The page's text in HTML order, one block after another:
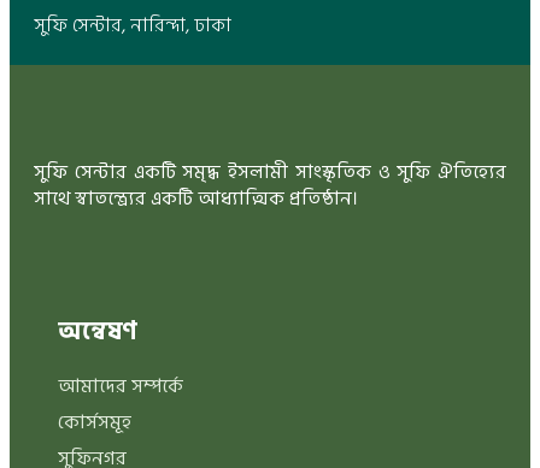
সুফি সেন্টার, নারিন্দা, ঢাকা
সুফি সেন্টার একটি সমৃদ্ধ ইসলামী সাংস্কৃতিক ও সুফি ঐতিহ্যের
সাথে স্বাতন্ত্র্যের একটি আধ্যাত্মিক প্রতিষ্ঠান।
অন্বেষণ
আমাদের সম্পর্কে
কোর্সসমূহ
সুফিনগর